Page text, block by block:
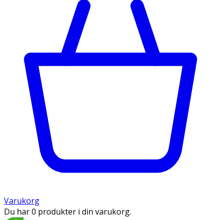
Varukorg
Du har 0 produkter i din varukorg.